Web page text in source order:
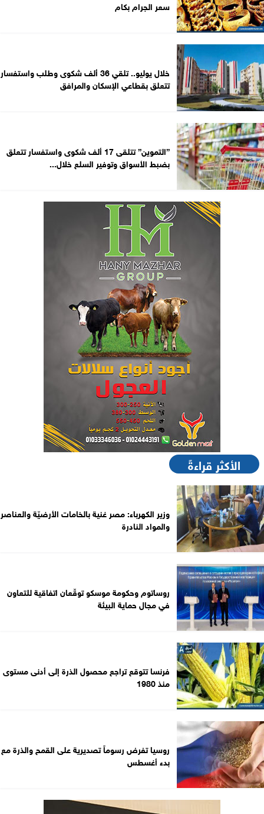
سعر الجرام بكام
خلال يوليو.. تلقي 36 ألف شكوى وطلب واستفسار
تتعلق بقطاعي الإسكان والمرافق
”التموين” تتلقى 17 ألف شكوى واستفسار تتعلق
بضبط الأسواق وتوفير السلع خلال...
الأكثر قراءةً
وزير الكهرباء: مصر غنية بالخامات الأرضيّة والعناصر
والمواد النادرة
روساتوم وحكومة موسكو توقّعان اتفاقية للتعاون
في مجال حماية البيئة
فرنسا تتوقع تراجع محصول الذرة إلى أدنى مستوى
منذ 1980
روسيا تفرض رسوماً تصديرية على القمح والذرة مع
بدء أغسطس